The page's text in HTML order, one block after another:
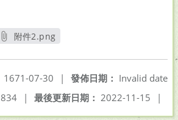
附件2.png
發佈日期： Invalid date
1671-07-30
|
最後更新日期： 2022-11-15 |
834 |